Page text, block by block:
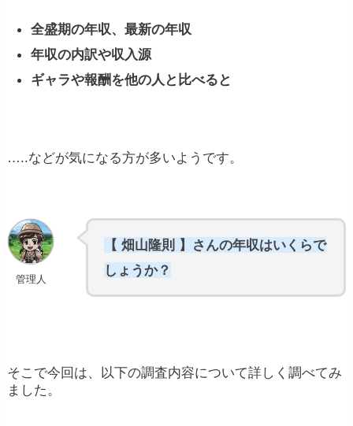
全盛期の年収、最新の年収
年収の内訳や収入源
ギャラや報酬を他の人と比べると
…..などが気になる方が多いようです。
管理人
【 畑山隆則 】さんの年収はいくらで
しょうか？
そこで今回は、以下の調査内容について詳しく調べてみ
ました。